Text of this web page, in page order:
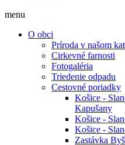
menu
O obci
Príroda v našom
Cirkevné farnosti
Fotogaléria
Triedenie odpadu
Cestovné poriadky
Košice -
Kapušany
Košice -
Košice -
Zastávka